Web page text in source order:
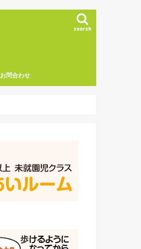
search
お問合わせ